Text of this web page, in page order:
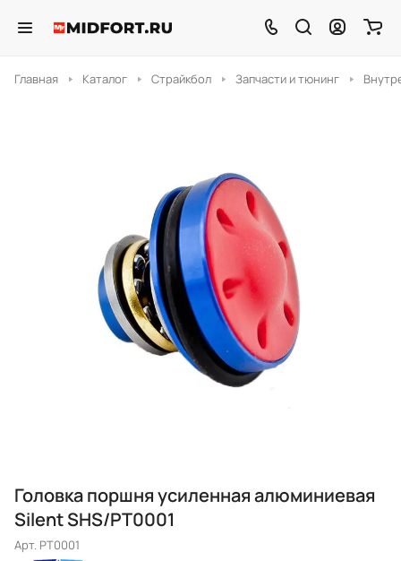
Главная Каталог Страйкбол Запчасти и тюнинг
Головка поршня усиленная алюминиевая
Silent SHS/PT0001
Арт. PT0001